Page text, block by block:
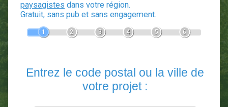
Devis Paysagiste
En 5 minutes, demandez3 devis comparatifs